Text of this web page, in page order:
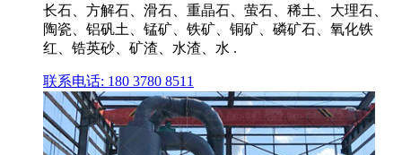
长石、方解石、滑石、重晶石、萤石、稀土、大理石、
陶瓷、铝矾土、锰矿、铁矿、铜矿、磷矿石、氧化铁
红、锆英砂、矿渣、水渣、水 .
联系电话: 180 3780 8511